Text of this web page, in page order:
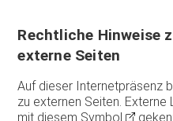
Rechtliche Hinweise
externe Seiten
Auf dieser Internetpräsenz
zu externen Seiten.
mit diesem Symbol